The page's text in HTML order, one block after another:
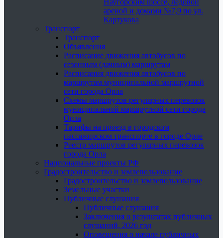
Наугорским шоссе, ледовой
ареной и домами №7,9 по ул.
Картукова
Транспорт
Транспорт
Объявления
Расписание движения автобусов по
сезонным (дачным) маршрутам
Расписания движения автобусов по
маршрутам муниципальной маршрутной
сети города Орла
Схемы маршрутов регулярных перевозок
муниципальной маршрутной сети города
Орла
Тарифы на проезд в городском
пассажирском транспорте в городе Орле
Реестр маршрутов регулярных перевозок
города Орла
Национальные проекты РФ
Градостроительство и землепользование
Градостроительство и землепользование
Земельные участки
Публичные слушания
Публичные слушания
Заключения о результатах публичных
слушаний, 2026 год
Оповещения о начале публичных